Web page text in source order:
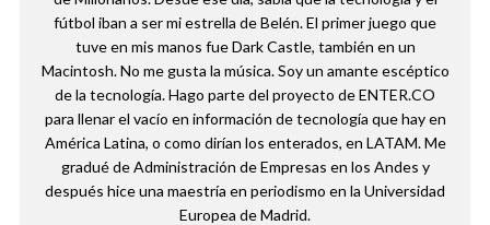
fútbol iban a ser mi estrella de Belén. El primer juego que
tuve en mis manos fue Dark Castle, también en un
Macintosh. No me gusta la música. Soy un amante escéptico
de la tecnología. Hago parte del proyecto de ENTER.CO
para llenar el vacío en información de tecnología que hay en
América Latina, o como dirían los enterados, en LATAM. Me
gradué de Administración de Empresas en los Andes y
después hice una maestría en periodismo en la Universidad
Europea de Madrid.